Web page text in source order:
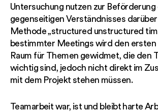
Untersuchung nutzen zur Beförderung
gegenseitigen Verständnisses
Methode „structured unstructured
bestimmter Meetings wird den ersten
Raum für Themen gewidmet, die den
wichtig sind, jedoch nicht direkt im
mit dem Projekt stehen müssen.
Teamarbeit war, ist und bleibt harte